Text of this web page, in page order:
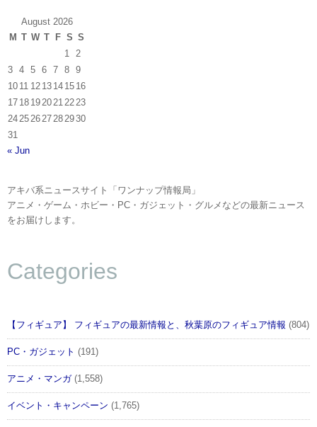
August 2026
M T W T F S S
1
2
3
4 5 6 7 8
9
10 11 12 13 14 15 16
17 18 19 20 21 22 23
24 25 26 27 28 2930
31
« Jun
アキバ系ニュースサイト「ワンナップ情報局」
アニメ・ゲーム・ホビー・PC・ガジェット・グルメなどの最新ニュース
をお届けします。
Categories
【フィギュア】 フィギュアの最新情報と、秋葉原のフィギュア情報 (804)
PC・ガジェット (191)
アニメ・マンガ(1,558)
イベント・キャンペーン (1,765)